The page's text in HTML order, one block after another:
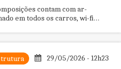
contam com ar-
em todos os carros, wi-fi
29/05/2026 - 12h23